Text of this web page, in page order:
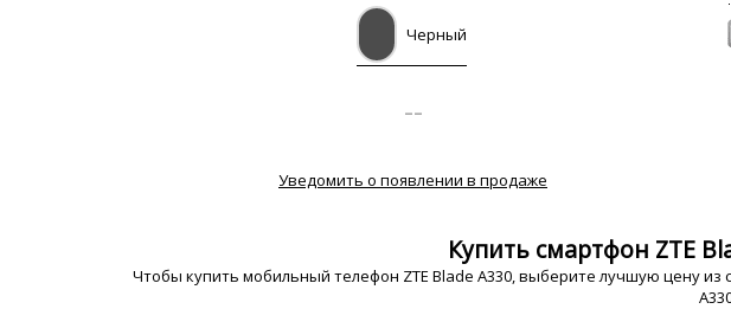
Черный
--
Уведомить о появлении в продаже
Купить смартфон ZTE
Чтобы купить мобильный телефон ZTE Blade A330, выберите лучшую цену из